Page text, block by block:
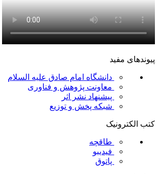
پیوندهای مفید
دانشگاه امام صادق علیه السلام
معاونت پژوهش و فناوری
پیشنهاد نشر اثر
شبکه پخش و توزیع
کتب الکترونیک
طاقچه
فیدیبو
پاتوق